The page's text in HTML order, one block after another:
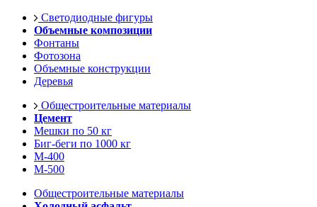
Светодиодные фигуры
Объемные композиции
Фонтаны
Фотозона
Объемные конструкции
Деревья
Общестроительные материалы
Цемент
Мешки по 50 кг
Биг-беги по 1000 кг
М-400
М-500
Общестроительные материалы